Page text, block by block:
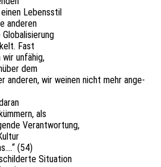
Lebensstil
anderen
Fast
wir unfähig,
dem
ande­ren, wir weinen nicht mehr ange­
als
Verantwortung,
(54)
Situation